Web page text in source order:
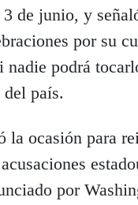
de junio, y
por su
nadie podrá
país.
la ocasión para
por